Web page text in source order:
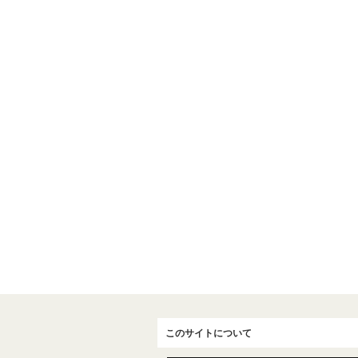
このサイトについて